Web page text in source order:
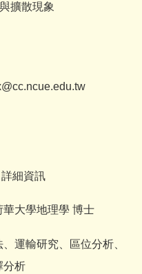
擴散現象
細資訊
華大學地理學 博士
運輸研究、區位分析、
分析